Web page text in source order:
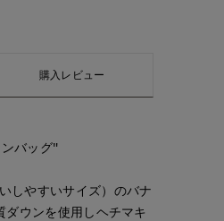
購入レビュー
バッグ"
しやすいサイズ）のバナ
ウンを使用しヘチマキ